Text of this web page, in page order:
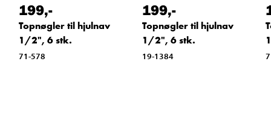
199,-
Topnøgler til hjulnav
1/2", 6 stk.
71-578
199,-
Topnøgler til hjulnav
1/2", 6 stk.
19-1384